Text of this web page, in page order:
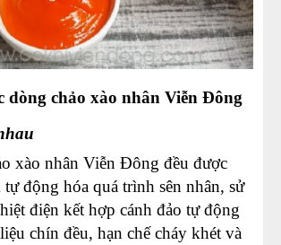
dòng chảo xào nhân Viễn Đông
xào nhân Viễn Đông đều được
động hóa quá trình sên nhân, sử
điện kết hợp cánh đảo tự động
chín đều, hạn chế cháy khét và